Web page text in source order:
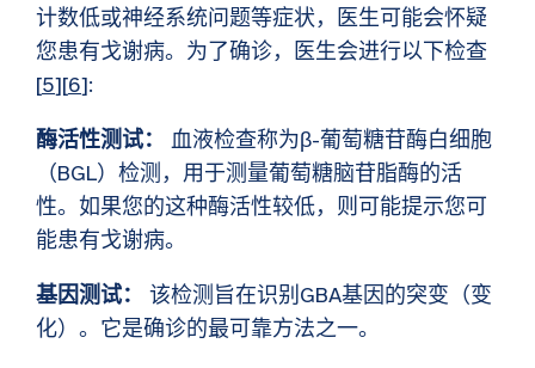
计数低或神经系统问题等症状，医生可能会怀疑
您患有戈谢病。为了确诊，医生会进行以下检查
[5][6]:
酶活性测试：
血液检查称为β-葡萄糖苷酶白细胞
（BGL）检测，用于测量葡萄糖脑苷脂酶的活
性。如果您的这种酶活性较低，则可能提示您可
能患有戈谢病。
基因测试：
该检测旨在识别GBA基因的突变（变
化）。它是确诊的最可靠方法之一。